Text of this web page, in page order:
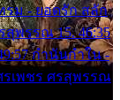
รม - ยอดรัก สลัก
สุพรรณ 15. 46:35
กำนันกำใน -
รเพชร ศรสุพรรณ